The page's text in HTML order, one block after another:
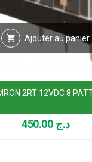
Ajouter au panier
2RT 12VDC 8
د.ج